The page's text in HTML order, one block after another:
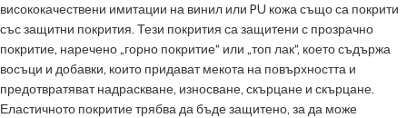
висококачествени имитации на винил или PU кожа също са покрити
със защитни покрития. Тези покрития са защитени с прозрачно
покритие, наречено „горно покритие“ или „топ лак“, което съдържа
восъци и добавки, които придават мекота на повърхността и
предотвратяват надраскване, износване, скърцане и скърцане.
Еластичното покритие трябва да бъде защитено, за да може